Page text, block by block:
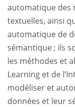
automatique des
textuelles, ainsi
automatique de
sémantique ; ils
les méthodes et
Learning et de
modéliser et
données et leur